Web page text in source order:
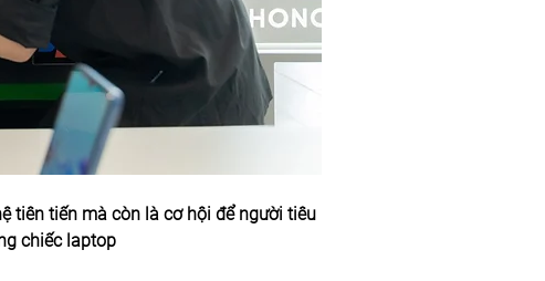
tiên tiến mà còn là cơ hội để người tiêu
chiếc laptop